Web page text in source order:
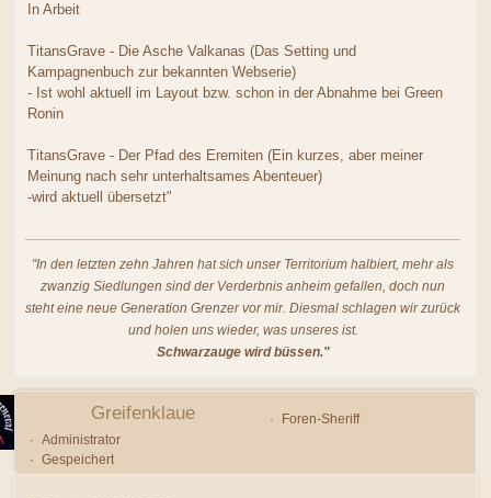
In Arbeit
TitansGrave - Die Asche Valkanas (Das Setting und
Kampagnenbuch zur bekannten Webserie)
- Ist wohl aktuell im Layout bzw. schon in der Abnahme bei Green
Ronin
TitansGrave - Der Pfad des Eremiten (Ein kurzes, aber meiner
Meinung nach sehr unterhaltsames Abenteuer)
-wird aktuell übersetzt"
"In den letzten zehn Jahren hat sich unser Territorium halbiert, mehr als
zwanzig Siedlungen sind der Verderbnis anheim gefallen, doch nun
steht eine neue Generation Grenzer vor mir. Diesmal schlagen wir zurück
und holen uns wieder, was unseres ist.
Schwarzauge wird büssen."
Greifenklaue
Foren-Sheriff
Administrator
Gespeichert